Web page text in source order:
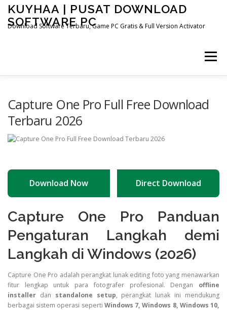
Skip
content
KUYHAA | PUSAT DOWNLOAD
SOFTWARE PC
Download Software Terbaru, Game PC Gratis & Full Version Activator
Menu
Capture One Pro Full Free Download
Terbaru 2026
Download Now Direct Download
Capture One Pro Panduan
Pengaturan Langkah demi
Langkah di Windows (2026)
Capture One Pro adalah perangkat lunak editing foto yang menawarkan
fitur lengkap untuk para fotografer profesional. Dengan offline
installer dan standalone setup, perangkat lunak ini mendukung
berbagai sistem operasi seperti Windows 7, Windows 8, Windows 10,